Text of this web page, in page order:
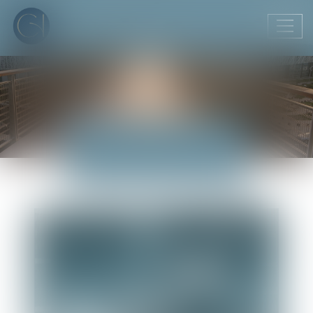
ACTUALITÉS